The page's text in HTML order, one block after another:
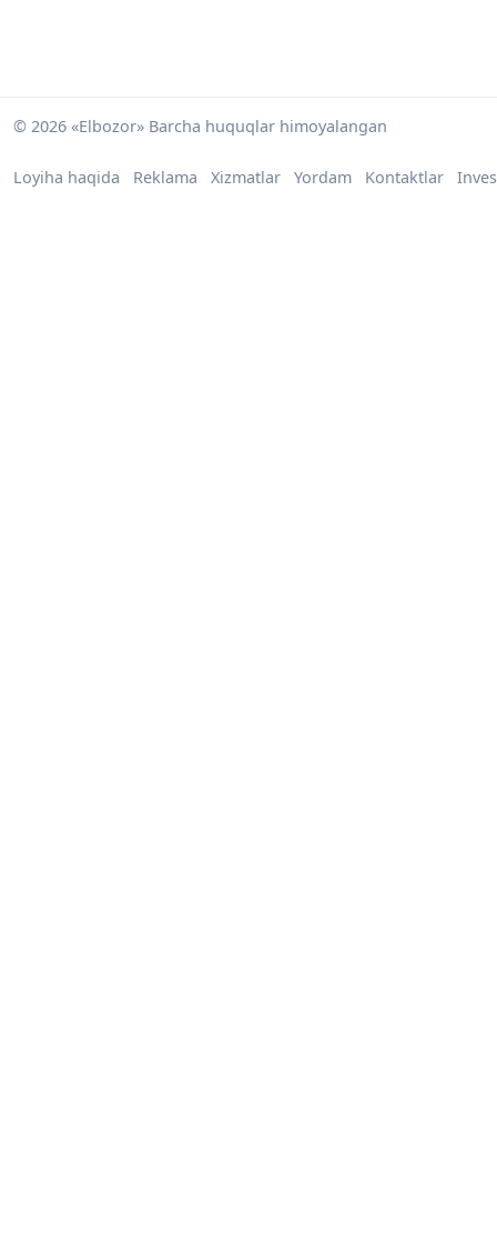
© 2026 «Elbozor» Barcha huquqlar himoyalangan
Loyiha haqida Reklama Xizmatlar Yordam Kontaktlar